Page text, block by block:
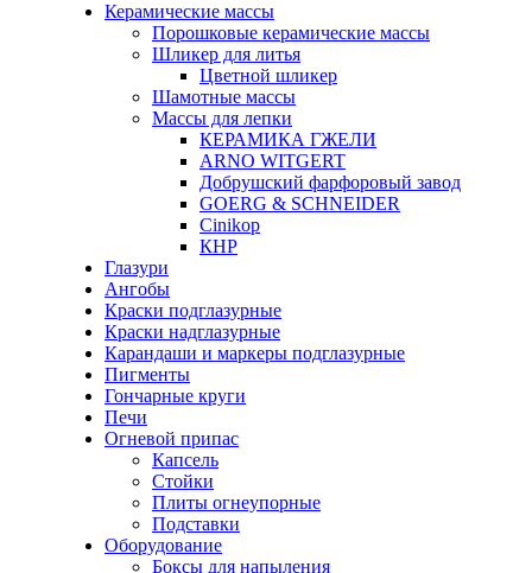
Керамические массы
Порошковые керамические массы
Шликер для литья
Цветной шликер
Шамотные массы
Массы для лепки
КЕРАМИКА ГЖЕЛИ
ARNO WITGERT
Добрушский фарфоровый завод
GOERG & SCHNEIDER
Cinikop
КНР
Глазури
Ангобы
Краски подглазурные
Краски надглазурные
Карандаши и маркеры подглазурные
Пигменты
Гончарные круги
Печи
Огневой припас
Капсель
Стойки
Плиты огнеупорные
Подставки
Оборудование
Боксы для напыления